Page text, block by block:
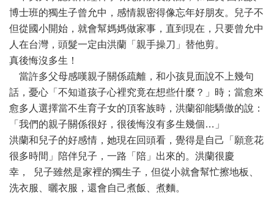
博士班的獨生子曾允中，感情親密得像忘年好朋友。兒子不
但從國小開始，就會幫媽媽做家事，直到現在，只要曾允中
人在台灣，頭髮一定由洪蘭「親手操刀」替他剪。
真後悔沒多生！
當許多父母感嘆親子關係疏離，和小孩見面說不上幾句
話，憂心「不知道孩子心裡究竟在想些什麼？」時；當愈來
愈多人選擇當不生育子女的頂客族時，洪蘭卻能驕傲的說：
「我們的親子關係很好，很後悔沒有多生幾個…」
洪蘭和兒子的好感情，她現在回頭看，覺得是自己「願意花
很多時間」陪伴兒子，一路「陪」出來的。洪蘭很慶
幸， 兒子雖然是家裡的獨生子，但從小就會幫忙擦地板、
洗衣服、曬衣服，還會自己煮飯、煮麵。